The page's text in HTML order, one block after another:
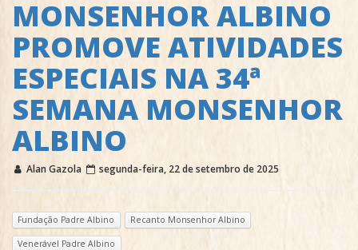
MONSENHOR ALBINO
PROMOVE ATIVIDADES
ESPECIAIS NA 34ª
SEMANA MONSENHOR
ALBINO
Alan Gazola segunda-feira, 22 de setembro de 2025
Fundação Padre Albino Recanto Monsenhor Albino
Venerável Padre Albino